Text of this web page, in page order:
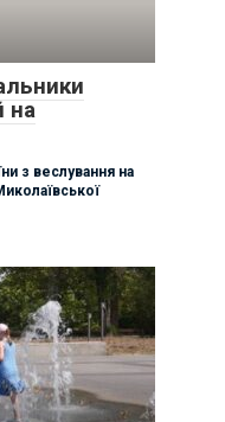
на
з веслування на